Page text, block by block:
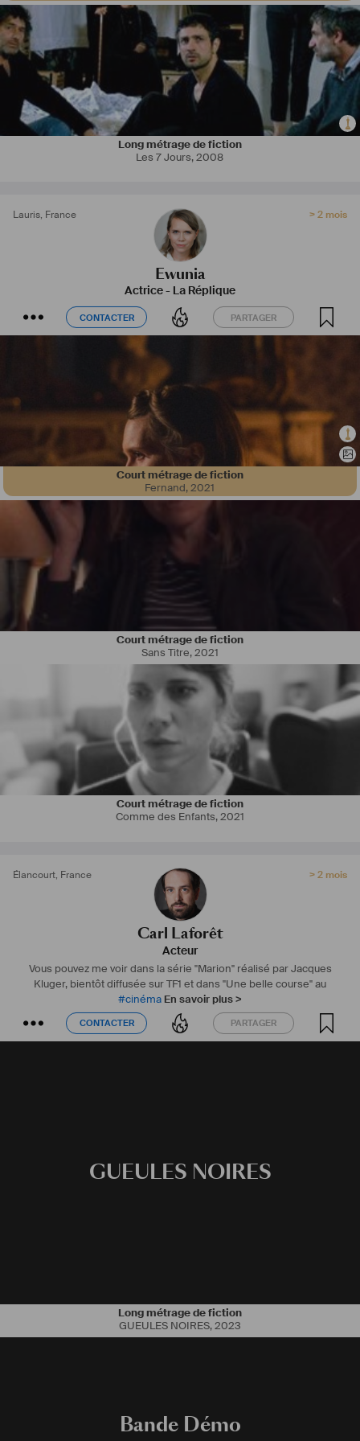
Long métrage de fiction
Les 7 Jours,2008
Lauris, France > 2 mois
Ewunia
Actrice- La Réplique
CONTACTER PARTAGER
CONTACTER PARTAGER
Court métrage de fiction
Fernand,2021
Court métrage de fiction
Sans Titre,2021
Court métrage de fiction
Comme des Enfants,2021
Élancourt, France > 2 mois
Carl Laforêt
Acteur
Vous pouvez me voir dans la série "Marion" réalisé par Jacques
Kluger, bientôt diffusée sur TF1 et dans "Une belle course" au
#cinéma En savoir plus >
Je suis représenté par Amandine Raiteux de l'agence Yoann de
Birague et je suis actuellement au théâtre avec Edouard Baer dans le
journal de Paris.
Octobre 2023 : Sortie du long métrage Gueules Noires réalisé par
CONTACTER PARTAGER
CONTACTER PARTAGER
GUEULES NOIRES
Long métrage de fiction
GUEULES NOIRES,2023
Bande Démo